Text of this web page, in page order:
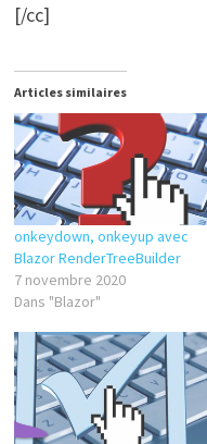
[/cc]
Articles similaires
onkeydown, onkeyup avec
Blazor RenderTreeBuilder
7 novembre 2020
Dans "Blazor"